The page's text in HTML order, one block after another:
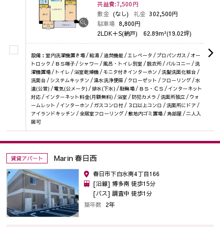
共益費:7,500円
敷金 (なし) 礼金 302,500円
駐車場 8,800円
2LDK＋S(納戸) 62.89m²(19.02坪)
設備：室内洗濯機置き場 / 給湯 / 追焚機能 / エレベータ / プロパンガス / オー
トロック / ＢＳ端子 / シャワー / 風呂・トイレ別室 / 脱衣所 / バルコニー / 洗
濯機置場 / トイレ / 浴室乾燥機 / モニタ付きインターホン / 洗髪洗面化粧台 /
洗面台 / システムキッチン / 温水洗浄便座 / クローゼット / フローリング / 水
道(公営) / 電気(公メータ) / 排水(下水) / 駐輪場 / ＢＳ・ＣＳ / インターネット
対応 / インターネット料金(月額無料) / 浴室 / 防犯カメラ / 洗面所独立 / ウォ
ームレット / インターホン / ガスコンロ付 / ３口以上コンロ / 洗面所にドア /
アイランドキッチン / 全居室フローリング / 敷地内ゴミ置場 / 角部屋 / 二人入
居可
賃貸アパート Marin 春日西
春日市下白水南4丁目166
[沿線] 博多南 徒歩15分
[バス] 調査中 徒歩1分
築年数 2年